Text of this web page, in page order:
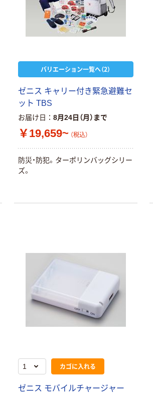
バリエーション一覧へ（2）
ゼニス キャリー付き緊急避難セ
ット TBS
お届け日 8月24日（月）まで
￥19,659~ （税込）
防災・防犯。ターポリンバッグシリー
ズ。
カゴに入れる
ゼニス モバイルチャージャー